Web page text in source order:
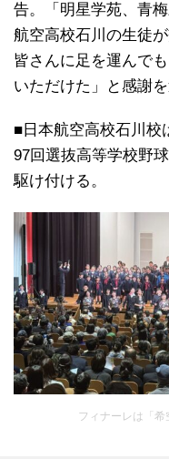
告。「明星学苑、青
航空高校石川の生徒
皆さんに足を運んで
いただけた」と感謝を
■日本航空高校石川校
97回選抜高等学校野
駆け付ける。
フィナーレは「